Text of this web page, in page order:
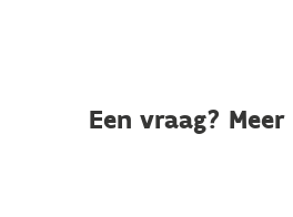
Een vraag?